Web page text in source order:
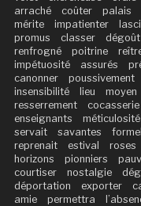
arraché
coûter palais
mérite
impatienter
promus
classer dégoût
renfrogné
poitrine
impétuosité
assurés
canonner
poussivement
insensibilité
lieu moyen
resserrement
cocasserie
enseignants
méticulosité
servait
savantes
reprenait
estival roses
horizons
pionniers
courtiser
nostalgie
déportation
exporter
amie
permettra